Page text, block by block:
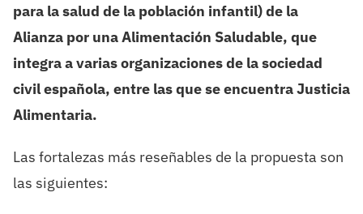
para la salud de la población infantil) de la
Alianza por una Alimentación Saludable, que
integra a varias organizaciones de la sociedad
civil española, entre las que se encuentra Justicia
Alimentaria.
Las fortalezas más reseñables de la propuesta son
las siguientes: